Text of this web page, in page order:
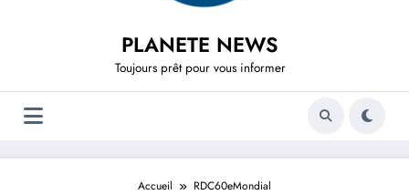
PLANETE NEWS
Toujours prêt pour vous informer
Accueil RDC60eMondial